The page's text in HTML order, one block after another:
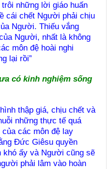
những lời giáo huấn
cái chết Người phải chịu
Người. Thiếu vắng
Người, nhất là không
môn đệ hoài nghi
lại rồi”
có kinh nghiệm sống
thập giá, chịu chết và
những thực tế quá
của các môn đệ lay
Đức Giêsu quyền
khó ấy và Người cũng sẽ
phải lâm vào hoàn